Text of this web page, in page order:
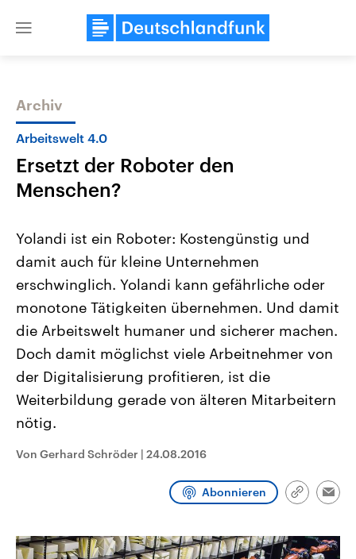
Close
Themen
Landtagswahl Sachsen-Anhalt
2026
Alle Informationen
Sachsen-Anhalt wählt am 6.
September 2026 einen neuen
Landtag. Seit 2021 wird das
Bundesland von einer Koalition aus
CDU, SPD und FDP regiert.-
Umfragen, Prognosen,
Wahlprogramme, aktuelle Berichte
und Hintergründe zu den Parteien
und Kandidaten der anstehenden
Wahl.
USA
Aktuelle Beiträge,
Hintergründe
Wirtschaftlich und
gehören die Vereinigten
den mächtigsten Ländern
mit großem Einfluss auf
Sendungen Programm Podcasts
Archiv
Arbeitswelt 4.0
Ersetzt der Roboter den
Menschen?
Yolandi ist ein Roboter: Kostengünstig und
damit auch für kleine Unternehmen
erschwinglich. Yolandi kann gefährliche oder
monotone Tätigkeiten übernehmen. Und damit
die Arbeitswelt humaner und sicherer machen.
Doch damit möglichst viele Arbeitnehmer von
der Digitalisierung profitieren, ist die
Weiterbildung gerade von älteren Mitarbeitern
nötig.
Von Gerhard Schröder | 24.08.2016
Abonnieren
Link